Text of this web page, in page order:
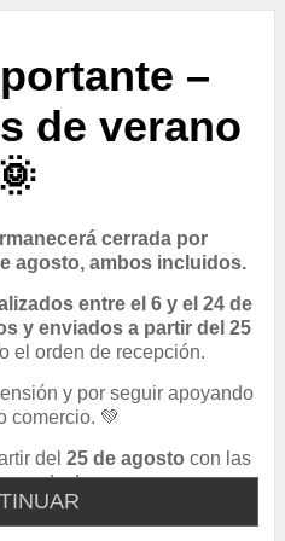
–
de verano
cerrada por
agosto, ambos incluidos.
entre el 6 y el 24 de
y enviados a partir del 25
el orden de recepción.
y por seguir apoyando
comercio. 💚
del 25 de agosto con las